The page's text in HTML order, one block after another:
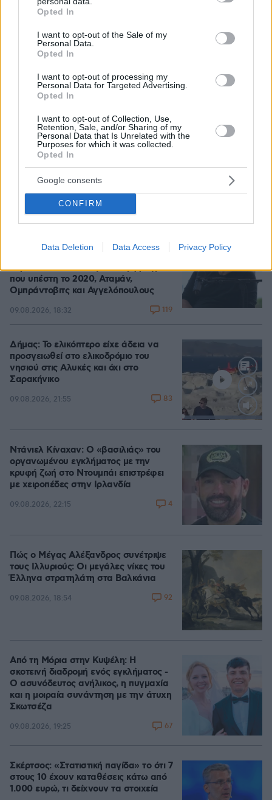
grant or deny consent to Google and its third-party tags to
use your data for below specified purposes in below Google
consent section.
Opted In
I want to opt-out of the Sale of my
Personal Data.
Opted In
I want to opt-out of processing my
Personal Data for Targeted Advertising.
Opted In
I want to opt-out of Collection, Use,
Retention, Sale, and/or Sharing of my
Personal Data that Is Unrelated with the
Purposes for which it was collected.
Opted In
Google consents
CONFIRM
Data Deletion Data Access Privacy Policy
Πέθανε στα 74 του χρόνια ο σπουδαίος ηθοποιός
Νίκος Καλογερόπουλος
09.08.2026, 20:11
10 χρόνια φώναζαν οφσάιντ, δεν
πορτοκαλί» - Τι είπε για το έμφραγμα
που υπέστη το 2020, Αταμάν,
Ομπράντοβιτς και Αγγελόπουλους
09.08.2026, 18:32 119
Loaded
Δήμας: Το ελικόπτερο είχε άδεια να
προσγειωθεί στο ελικοδρόμιο του
νησιού στις Αλυκές και όχι στο
Σαρακήνικο
09.08.2026, 21:55 83
Ντάνιελ Κίναχαν: Ο «βασιλιάς» του
οργανωμένου εγκλήματος με την
κρυφή ζωή στο Ντουμπάι επιστρέφει
με χειροπέδες στην Ιρλανδία
09.08.2026, 22:15 4
Πώς ο Μέγας Αλέξανδρος συνέτριψε
τους Ιλλυριούς: Οι μεγάλες νίκες του
Έλληνα στρατηλάτη στα Βαλκάνια
09.08.2026, 18:54 92
Από τη Μόρια στην Κυψέλη: Η
σκοτεινή διαδρομή ενός εγκλήματος -
Ο ασυνόδευτος ανήλικος, η πυγμαχία
και η μοιραία συνάντηση με την άτυχη
Σκωτσέζα
09.08.2026, 19:25 67
Σκέρτσος: «Στατιστική παγίδα» το ότι 7
στους 10 έχουν καταθέσεις κάτω από
1.000 ευρώ, τι δείχνουν τα στοιχεία